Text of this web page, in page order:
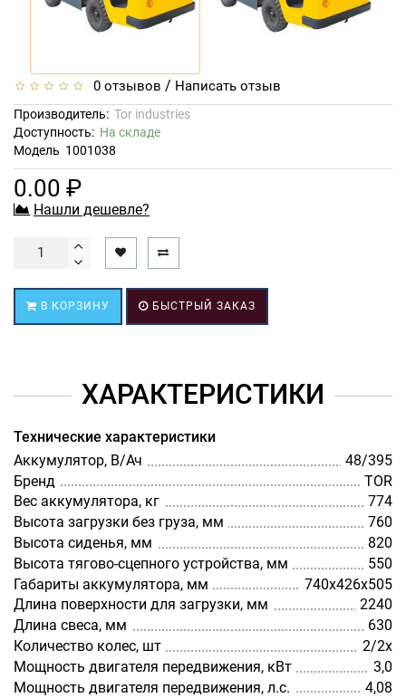
0 отзывов / Написать отзыв
Производитель: Tor industries
Доступность: На складе
Модель 1001038
0.00 ₽
Нашли дешевле?
В КОРЗИНУ БЫСТРЫЙ ЗАКАЗ
ХАРАКТЕРИСТИКИ
Технические характеристики
Аккумулятор, В/Ач
48/395
Бренд
TOR
Вес аккумулятора, кг
774
Высота загрузки без груза, мм
760
Высота сиденья, мм
820
Высота тягово-сцепного устройства, мм
550
Габариты аккумулятора, мм
740х426х505
Длина поверхности для загрузки, мм
2240
Длина свеса, мм
630
Количество колес, шт
2/2х
Мощность двигателя передвижения, кВт
3,0
Мощность двигателя передвижения, л.с.
4,08